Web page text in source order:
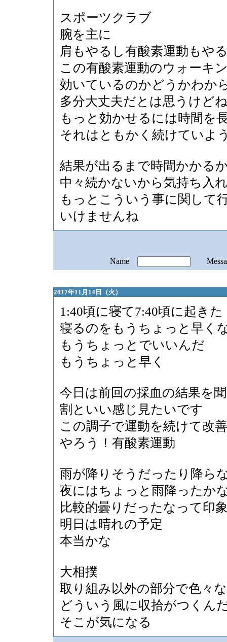
スポーツクラブ
腕を主に
肩もやるし有酸素運動もや
この有酸素運動のウォーキ
効いているのかどうかわか
多分大丈夫だとは思うけど
もっと効かせるには時間を
それはともかく続けていよ
結果が出るまで時間かかる
中々続かないから気持ち入
もっとこういう事に関して
いけませんね
Name
2017年11月14日（火）
1:40頃に寝て7:40頃に起きた
寝るのをもうちょっと早く
もうちょっとでいいんだ
もうちょっと早く
今日は前回の採血の結果を
割といい感じ見たいです
この調子で運動を続けて改
やろう！有酸素運動
雨が降りそうだったり降ら
夜にはちょっと雨降ったか
比較的曇りだったなって印
明日は晴れの予定
本当かな
大相撲
取り組み以外の部分で色々
どういう風に収拾がつくん
そこが気になる